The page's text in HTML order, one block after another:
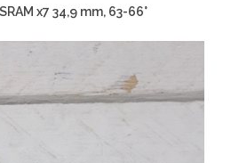
x7 34,9 mm, 63-66°